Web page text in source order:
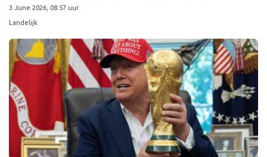
3 June 2026, 08:57 uur
Landelijk